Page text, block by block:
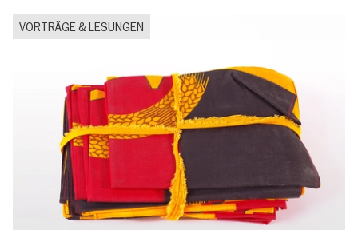
VORTRÄGE & LESUNGEN